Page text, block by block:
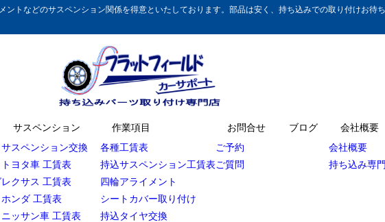
トなどのサスペンション関係を得意といたしております。部品は安く、持ち込みでの取り付けお待
サスペンション
サスペンション交換
トヨタ車 工賃表
レクサス 工賃表
ホンダ 工賃表
ニッサン車 工賃表
作業項目
各種工賃表
持込サスペンション工賃表
四輪アライメント
シートカバー取り付け
持込タイヤ交換
お問合せ
ご予約
ご質問
ブログ
会社概要
会社概要
持ち込み専